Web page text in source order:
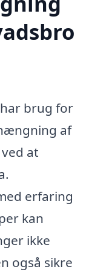
brug for
af
at
erfaring
kan
ikke
også sikre